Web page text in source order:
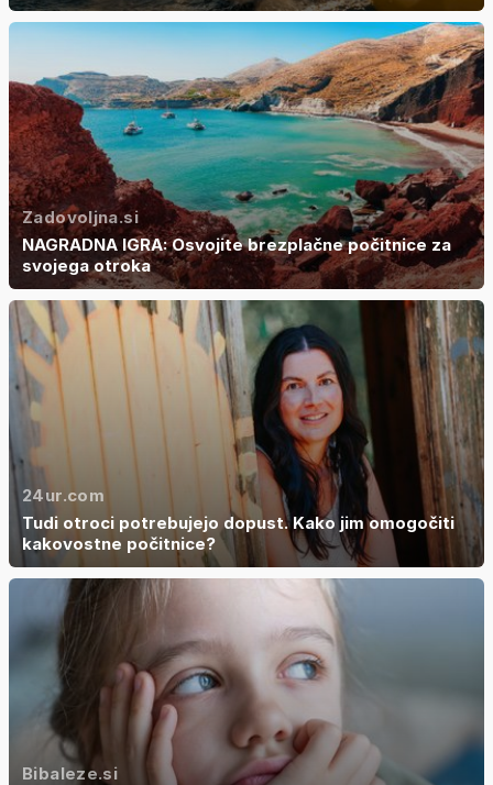
Zadovoljna.si
NAGRADNA IGRA: Osvojite brezplačne počitnice za
svojega otroka
24ur.com
Tudi otroci potrebujejo dopust. Kako jim omogočiti
kakovostne počitnice?
Bibaleze.si